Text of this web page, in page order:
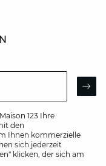
123 Ihre
den
Ihnen kommerzielle
sich jederzeit
klicken, der sich am